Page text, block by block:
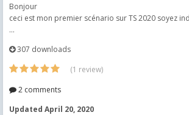
Bonjour
ceci est mon premier scénario sur TS 2020 soyez
...
307 downloads
(1 review)
2 comments
Updated April 20, 2020